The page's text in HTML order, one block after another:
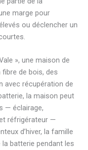
marge pour
ou déclencher un
», une maison de
de bois, des
avec récupération de
la maison peut
— éclairage,
réfrigérateur —
d’hiver, la famille
batterie pendant les